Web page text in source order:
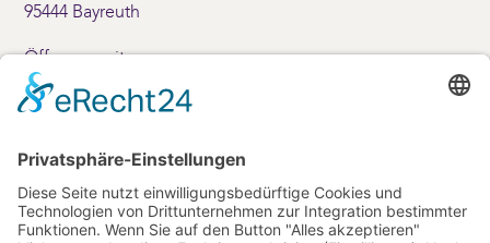
95444 Bayreuth
Öffnungszeiten:
Montag – Freitag: 10 – 17 Uhr
Samstag: 10 – 14 Uhr
Kontakt